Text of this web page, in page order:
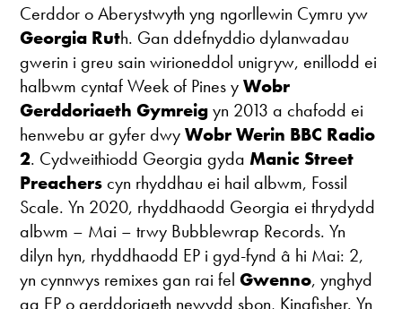
Cerddor o Aberystwyth yng ngorllewin Cymru yw
Georgia Ruth. Gan ddefnyddio dylanwadau
gwerin i greu sain wirioneddol unigryw, enillodd ei
halbwm cyntaf Week of Pines yWobr
Gerddoriaeth Gymreigyn 2013 a chafodd ei
henwebu ar gyfer dwyWobr Werin BBC Radio
2. Cydweithiodd Georgia gydaManic Street
Preacherscyn rhyddhau ei hail albwm, Fossil
Scale. Yn 2020, rhyddhaodd Georgia ei thrydydd
albwm – Mai – trwy Bubblewrap Records. Yn
dilyn hyn, rhyddhaodd EP i gyd-fynd â hi Mai: 2,
yn cynnwys remixes gan rai felGwenno, ynghyd
ag EP o gerddoriaeth newydd sbon, Kingfisher. Yn